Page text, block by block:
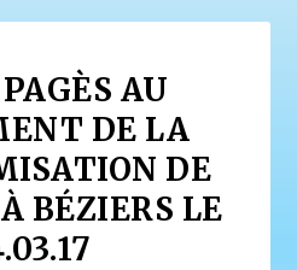
AU
DE LA
DE
BÉZIERS LE